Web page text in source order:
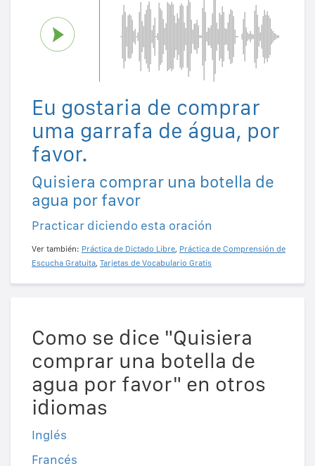
Eu gostaria de comprar
uma garrafa de água, por
favor.
Quisiera comprar una botella de
agua por favor
Practicar diciendo esta oración
Ver también: Práctica de Dictado Libre, Práctica de Comprensión de
Escucha Gratuita, Tarjetas de Vocabulario Gratis
Como se dice "Quisiera
comprar una botella de
agua por favor" en otros
idiomas
Inglés
Francés